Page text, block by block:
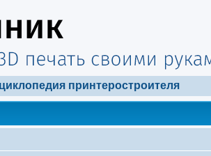
принтеростроителя